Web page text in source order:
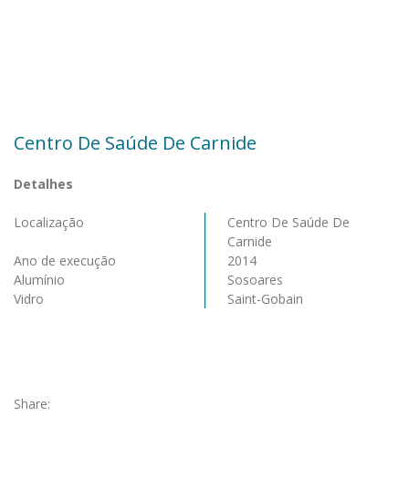
Centro De Saúde De Carnide
Detalhes
Localização
Ano de execução
Alumínio
Vidro
Centro De Saúde De
Carnide
2014
Sosoares
Saint-Gobain
Share: